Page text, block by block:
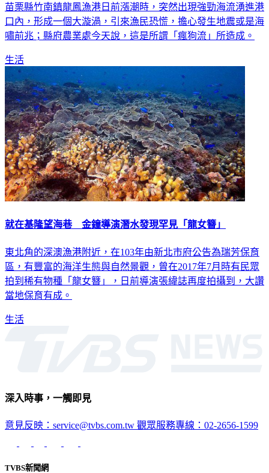
苗栗縣竹南鎮龍鳳漁港日前漲潮時，突然出現強勁海流湧進港
口內，形成一個大漩渦，引來漁民恐慌，擔心發生地震或是海
嘯前兆；縣府農業處今天說，這是所謂「瘋狗流」所造成。
生活
就在基隆望海巷 金鐘導演潛水發現罕見「龍女簪」
東北角的深澳漁港附近，在103年由新北市府公告為瑞芳保育
區，有豐富的海洋生態與自然景觀，曾在2017年7月時有民眾
拍到稀有物種「龍女簪」，日前導演張緯誌再度拍攝到，大讚
當地保育有成。
生活
深入時事，一觸即見
意見反映：service@tvbs.com.tw 觀眾服務專線：02-2656-1599
TVBS新聞網